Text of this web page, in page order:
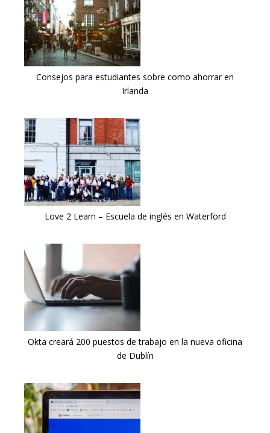
Consejos para estudiantes sobre como ahorrar en
Irlanda
Love 2 Learn – Escuela de inglés en Waterford
Okta creará 200 puestos de trabajo en la nueva oficina
de Dublín